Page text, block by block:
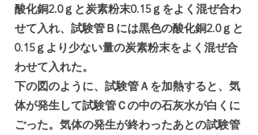
酸化銅2.0ｇと炭素粉末0.15ｇをよく混ぜ合わ
せて入れ、試験管Ｂには黒色の酸化銅2.0ｇと
0.15ｇより少ない量の炭素粉末をよく混ぜ合
わせて入れた。
下の図のように、試験管Ａを加熱すると、気
体が発生して試験管Ｃの中の石灰水が白くに
ごった。気体の発生が終わったあとの試験管